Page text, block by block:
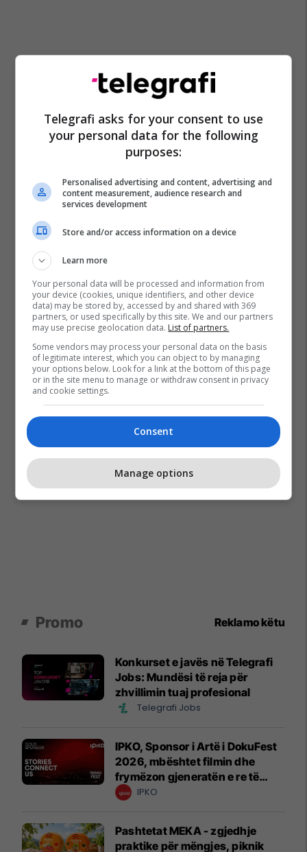
Arrestim Vjedhje Policia E Kosovës
Gjilan
Prishtinë
Fushë Kosovë
Promo Reklamo këtu
Konkurset e javës në Telegrafi
Jobs: Mundësi të reja për
zhvillimin tuaj profesional
Telegrafi Jobs
IPKO, Sponsor i Artë i DokuFest
2026, mbështet filmin dhe
frymëzon gjeneratën e re të
krijuesve
IPKO
Pashtetat MEKA - zgjedhje
praktike për mëngjes, piknik
Telegrafi asks for your consent to use
your personal data for the following
purposes:
Personalised advertising and content, advertising and
content measurement, audience research and
services development
Store and/or access information on a device
Learn more
Your personal data will be processed and information from
your device (cookies, unique identifiers, and other device
data) may be stored by, accessed by and shared with 369
partners, or used specifically by this site. We and our partners
may use precise geolocation data. List of partners.
Some vendors may process your personal data on the basis
of legitimate interest, which you can object to by managing
your options below. Look for a link at the bottom of this page
or in the site menu to manage or withdraw consent in privacy
and cookie settings.
Consent
Manage options